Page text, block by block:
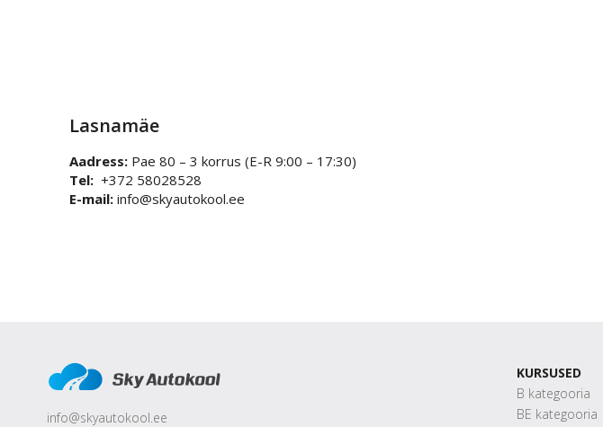
Lasnamäe
Aadress: Pae 80 – 3 korrus (E-R 9:00 – 17:30)
Tel: +372 58028528
E-mail: info@skyautokool.ee
info@skyautokool.ee
KURSUSED
B kategooria
BE kategooria